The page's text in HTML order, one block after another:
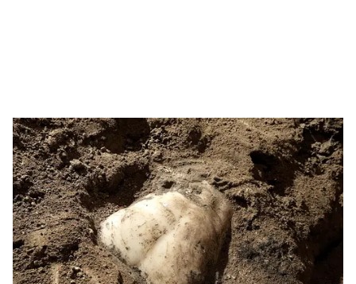
Image Credit :Filkart
১. মোটোরোলা মোটো G05
বাজেট রেঞ্জে মোটোরোলা মোটো G05 একটি
সুপার অপশন। এই ফোনটিতে রয়েছে ৬.৬৭ ইঞ্চির
IPS ডিসপ্লে। যা ৯০ হার্জ রিফ্রেশ রেট সাপোর্ট করে।
ফলে, স্ক্রোলিং হবে বেশ মসৃণ। ফোনের পিছনে